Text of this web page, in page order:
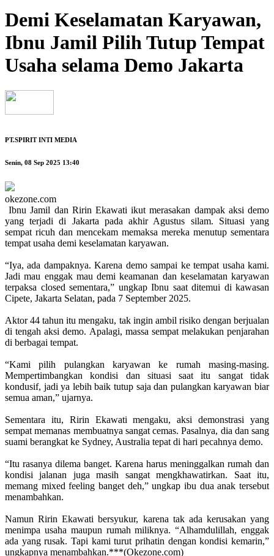
Demi Keselamatan Karyawan,
Ibnu Jamil Pilih Tutup Tempat
Usaha selama Demo Jakarta
PT.SPIRIT INTI MEDIA
Senin, 08 Sep 2025 13:40
okezone.com
Ibnu Jamil dan Ririn Ekawati ikut merasakan dampak aksi demo
yang terjadi di Jakarta pada akhir Agustus silam. Situasi yang
sempat ricuh dan mencekam memaksa mereka menutup sementara
tempat usaha demi keselamatan karyawan.
“Iya, ada dampaknya. Karena demo sampai ke tempat usaha kami.
Jadi mau enggak mau demi keamanan dan keselamatan karyawan
terpaksa closed sementara,” ungkap Ibnu saat ditemui di kawasan
Cipete, Jakarta Selatan, pada 7 September 2025.
Aktor 44 tahun itu mengaku, tak ingin ambil risiko dengan berjualan
di tengah aksi demo. Apalagi, massa sempat melakukan penjarahan
di berbagai tempat.
“Kami pilih pulangkan karyawan ke rumah masing-masing.
Mempertimbangkan kondisi dan situasi saat itu sangat tidak
kondusif, jadi ya lebih baik tutup saja dan pulangkan karyawan biar
semua aman,” ujarnya.
Sementara itu, Ririn Ekawati mengaku, aksi demonstrasi yang
sempat memanas membuatnya sangat cemas. Pasalnya, dia dan sang
suami berangkat ke Sydney, Australia tepat di hari pecahnya demo.
“Itu rasanya dilema banget. Karena harus meninggalkan rumah dan
kondisi jalanan juga masih sangat mengkhawatirkan. Saat itu,
memang mixed feeling banget deh,” ungkap ibu dua anak tersebut
menambahkan.
Namun Ririn Ekawati bersyukur, karena tak ada kerusakan yang
menimpa usaha maupun rumah miliknya. “Alhamdulillah, enggak
ada yang rusak. Tapi kami turut prihatin dengan kondisi kemarin,”
ungkapnya menambahkan.***(Okezone.com)